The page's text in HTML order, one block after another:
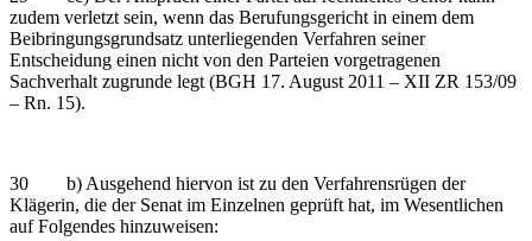
zudem verletzt sein, wenn das Berufungsgericht in einem dem
Beibringungsgrundsatz unterliegenden Verfahren seiner
Entscheidung einen nicht von den Parteien vorgetragenen
Sachverhalt zugrunde legt (BGH 17. August 2011 – XII ZR 153/09
– Rn. 15).
30 b) Ausgehend hiervon ist zu den Verfahrensrügen der
Klägerin, die der Senat im Einzelnen geprüft hat, im Wesentlichen
auf Folgendes hinzuweisen: